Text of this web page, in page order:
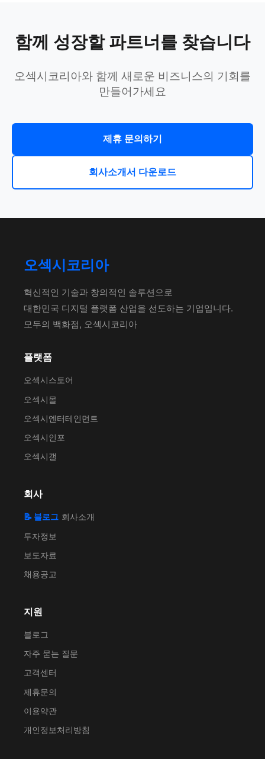
함께 성장할 파트너를 찾습니다
오섹시코리아와 함께 새로운 비즈니스의 기회를
만들어가세요
제휴 문의하기
회사소개서 다운로드
오섹시코리아
혁신적인 기술과 창의적인 솔루션으로
대한민국 디지털 플랫폼 산업을 선도하는 기업입니다.
모두의 백화점, 오섹시코리아
플랫폼
오섹시스토어
오섹시몰
오섹시엔터테인먼트
오섹시인포
오섹시갤
회사
📝 블로그 회사소개
투자정보
보도자료
채용공고
지원
블로그
자주 묻는 질문
고객센터
제휴문의
이용약관
개인정보처리방침